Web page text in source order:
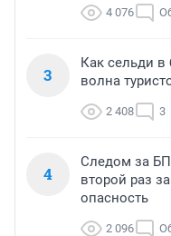
4 076
3
Как сельди в
волна
2 408 3
4
Следом за
второй раз
опасность
2 096